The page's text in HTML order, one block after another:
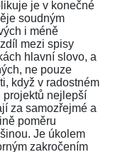
je v konečné
soudným
i méně
mezi spisy
hlavní slovo, a
ne pouze
když v radostném
projektů nejlepší
za samozřejmé a
poměru
Je úkolem
zakročením